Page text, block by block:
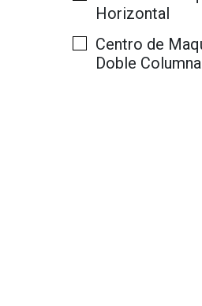
Horizontal
Centro de
Doble Columna